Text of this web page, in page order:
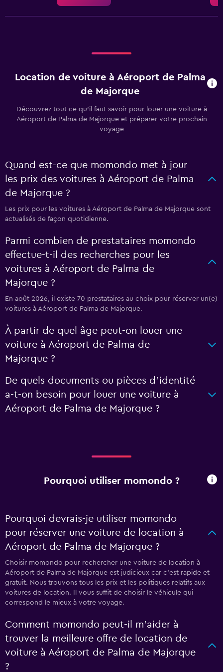
Location de voiture à Aéroport de Palma
de Majorque
Découvrez tout ce qu’il faut savoir pour louer une voiture à
Aéroport de Palma de Majorque et préparer votre prochain
voyage
Quand est-ce que momondo met à jour
les prix des voitures à Aéroport de Palma
de Majorque ?
Les prix pour les voitures à Aéroport de Palma de Majorque sont
actualisés de façon quotidienne.
Parmi combien de prestataires momondo
effectue-t-il des recherches pour les
voitures à Aéroport de Palma de
Majorque ?
En août 2026, il existe 70 prestataires au choix pour réserver un(e)
voitures à Aéroport de Palma de Majorque.
À partir de quel âge peut-on louer une
voiture à Aéroport de Palma de
Majorque ?
De quels documents ou pièces d'identité
a-t-on besoin pour louer une voiture à
Aéroport de Palma de Majorque ?
Pourquoi utiliser momondo ?
Pourquoi devrais-je utiliser momondo
pour réserver une voiture de location à
Aéroport de Palma de Majorque ?
Choisir momondo pour rechercher une voiture de location à
Aéroport de Palma de Majorque est judicieux car c'est rapide et
gratuit. Nous trouvons tous les prix et les politiques relatifs aux
voitures de location. Il vous suffit de choisir le véhicule qui
correspond le mieux à votre voyage.
Comment momondo peut-il m’aider à
trouver la meilleure offre de location de
voiture à Aéroport de Palma de Majorque
?